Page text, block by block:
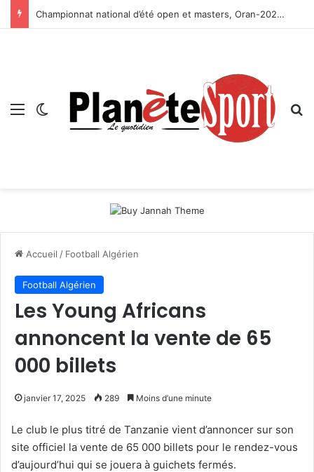
Championnat national d’été open et masters, Oran-2026 — Le CRB s’adjuge le titre
Menu Switch skin
Accueil / Football Algérien
Football Algérien
Les Young Africans
annoncent la vente de 65
000 billets
janvier 17, 2025 289 Moins d’une minute
Le club le plus titré de Tanzanie vient d’annoncer sur son
site officiel la vente de 65 000 billets pour le rendez-vous
d’aujourd’hui qui se jouera à guichets fermés.